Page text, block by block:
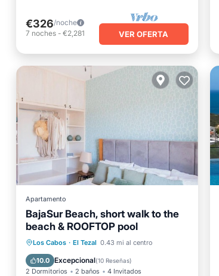
€326/noche
7 noches - €2,281 VER OFERTA
Apartamento
BajaSur Beach, short walk to the
beach & ROOFTOP pool
Los Cabos · El Tezal 0.43 mi al centro
10.0 Excepcional(10 Reseñas)
2 Dormitorios 2 baños 4 Invitados
Aparcamiento
Piscina
Vista al mar
Balcón/Terraza